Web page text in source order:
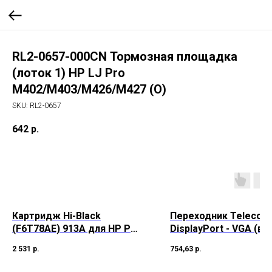
RL2-0657-000CN Тормозная площадка
(лоток 1) HP LJ Pro
M402/M403/M426/M427 (O)
SKU: RL2-0657
642 р.
Картридж Hi-Black
(F6T78AE) 913A для HP PW
dw, M
2 531 р.
Переходник
DisplayPort - VGA
754,63 р.